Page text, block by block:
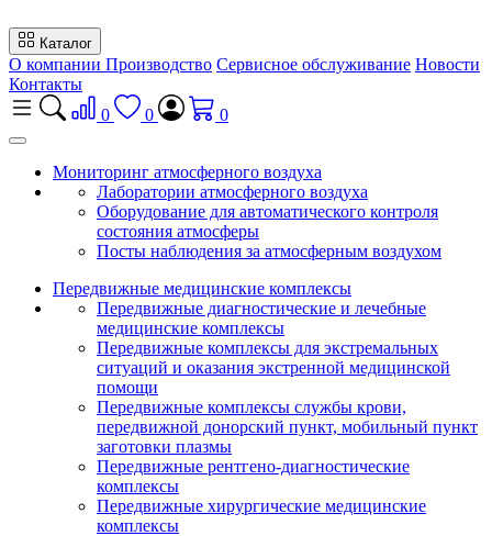
Каталог
О компании Производство Сервисное обслуживание Новости
Контакты
0
0 0
Мониторинг атмосферного воздуха
Лаборатории атмосферного воздуха
Оборудование для автоматического контроля
состояния атмосферы
Посты наблюдения за атмосферным воздухом
Передвижные медицинские комплексы
Передвижные диагностические и лечебные
медицинские комплексы
Передвижные комплексы для экстремальных
ситуаций и оказания экстренной медицинской
помощи
Передвижные комплексы службы крови,
передвижной донорский пункт, мобильный пункт
заготовки плазмы
Передвижные рентгено-диагностические
комплексы
Передвижные хирургические медицинские
комплексы